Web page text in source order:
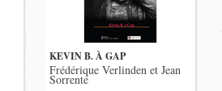
KEVIN B. À GAP
Frédérique Verlinden et Jean
Sorrente